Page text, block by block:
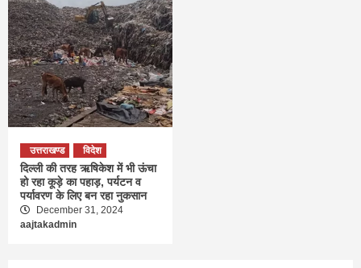
उत्तराखण्ड विदेश
दिल्‍ली की तरह ऋषिकेश में भी ऊंचा
हो रहा कूड़े का पहाड़, पर्यटन व
पर्यावरण के लिए बन रहा नुकसान
December 31, 2024
aajtakadmin